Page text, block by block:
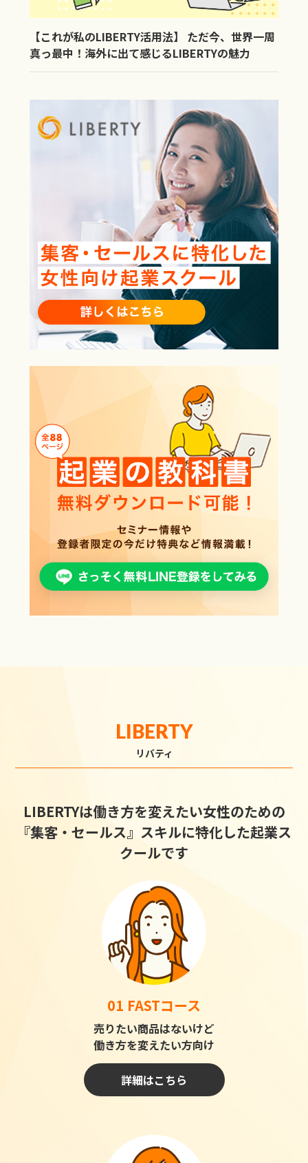
【これが私のLIBERTY活用法】 ただ今、世界一周
真っ最中！海外に出て感じるLIBERTYの魅力
LIBERTY
リバティ
LIBERTYは働き方を変えたい女性のための
『集客・セールス』スキルに特化した起業ス
クールです
01 FASTコース
売りたい商品はないけど
働き方を変えたい方向け
詳細はこちら